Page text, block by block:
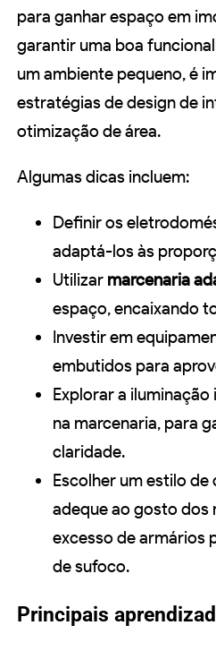
para ganhar espaço em
garantir uma boa
um ambiente pequeno, é
estratégias de design de
otimização de área.
Algumas dicas incluem:
Definir os
adaptá-los às
Utilizar marcenaria
espaço, encaixando
Investir em
embutidos para
Explorar a iluminação
na marcenaria, para
claridade.
Escolher um estilo
adeque ao gosto dos
excesso de armários
de sufoco.
Principais